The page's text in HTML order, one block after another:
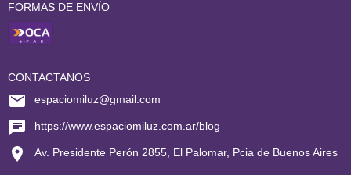
FORMAS DE ENVÍO
CONTACTANOS
espaciomiluz@gmail.com
https://www.espaciomiluz.com.ar/blog
Av. Presidente Perón 2855, El Palomar, Pcia de Buenos Aires